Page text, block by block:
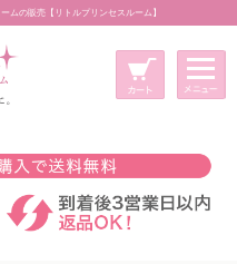
ムの販売【リトルプリンセスルーム】
新規会員登録
マイページ
カート